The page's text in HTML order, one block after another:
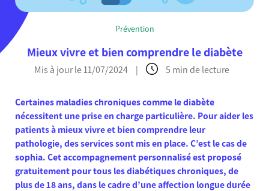
Démarches
Prévention
Mieux vivre et bien comprendre le diabète
Mis à jour le 11/07/2024 | 5 min de lecture
Certaines maladies chroniques comme le diabète
nécessitent une prise en charge particulière. Pour aider les
patients à mieux vivre et bien comprendre leur
pathologie, des services sont mis en place. C’est le cas de
sophia. Cet accompagnement personnalisé est proposé
gratuitement pour tous les diabétiques chroniques, de
plus de 18 ans, dans le cadre d’une affection longue durée